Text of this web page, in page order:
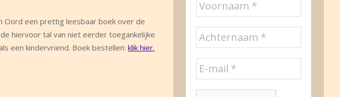
Oord een prettig leesbaar boek over de
hiervoor tal van niet eerder toegankelijke
een kindervriend. Boek bestellen: klik hier.